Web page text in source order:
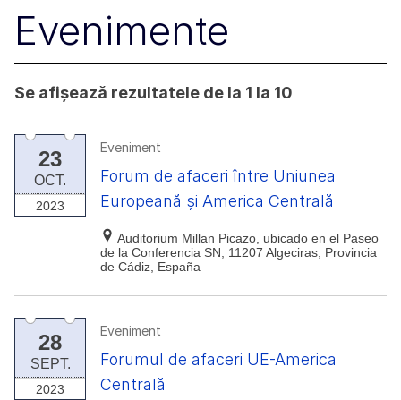
Evenimente
Se afișează rezultatele de la 1 la 10
23
OCT.
2023
Eveniment
Forum de afaceri între Uniunea
Europeană și America Centrală
Auditorium Millan Picazo, ubicado en el Paseo
de la Conferencia SN, 11207 Algeciras, Provincia
de Cádiz, España
28
SEPT.
2023
Eveniment
Forumul de afaceri UE-America
Centrală